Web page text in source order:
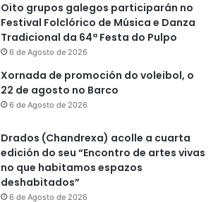
Oito grupos galegos participarán no
Festival Folclórico de Música e Danza
Tradicional da 64ª Festa do Pulpo
6 de Agosto de 2026
Xornada de promoción do voleibol, o
22 de agosto no Barco
6 de Agosto de 2026
Drados (Chandrexa) acolle a cuarta
edición do seu “Encontro de artes vivas
no que habitamos espazos
deshabitados”
6 de Agosto de 2026